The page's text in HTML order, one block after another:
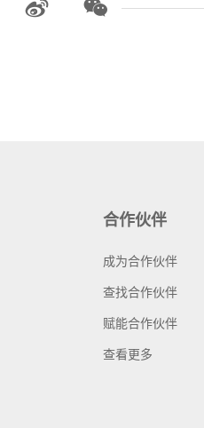
合作伙伴
成为合作伙伴
查找合作伙伴
赋能合作伙伴
查看更多